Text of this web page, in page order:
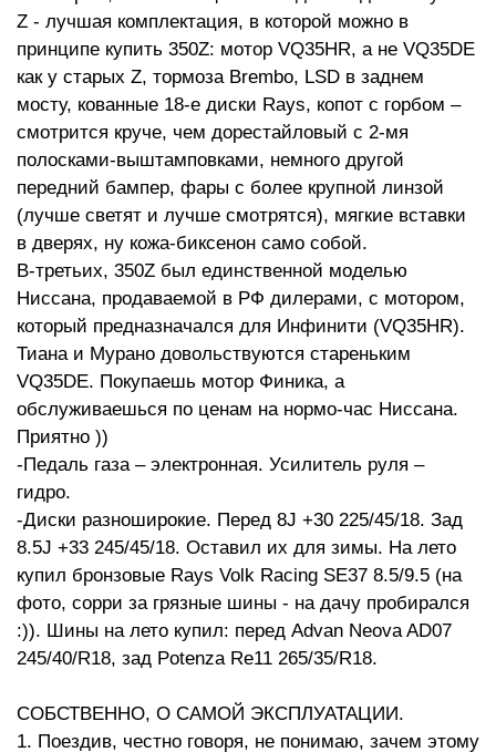
Z - лучшая комплектация, в которой можно в
принципе купить 350Z: мотор VQ35HR, а не VQ35DE
как у старых Z, тормоза Brembo, LSD в заднем
мосту, кованные 18-е диски Rays, копот с горбом –
смотрится круче, чем дорестайловый с 2-мя
полосками-выштамповками, немного другой
передний бампер, фары с более крупной линзой
(лучше светят и лучше смотрятся), мягкие вставки
в дверях, ну кожа-биксенон само собой.
В-третьих, 350Z был единственной моделью
Ниссана, продаваемой в РФ дилерами, с мотором,
который предназначался для Инфинити (VQ35HR).
Тиана и Мурано довольствуются стареньким
VQ35DE. Покупаешь мотор Финика, а
обслуживаешься по ценам на нормо-час Ниссана.
Приятно ))
-Педаль газа – электронная. Усилитель руля –
гидро.
-Диски разноширокие. Перед 8J +30 225/45/18. Зад
8.5J +33 245/45/18. Оставил их для зимы. На лето
купил бронзовые Rays Volk Racing SE37 8.5/9.5 (на
фото, сорри за грязные шины - на дачу пробирался
:)). Шины на лето купил: перед Advan Neova AD07
245/40/R18, зад Potenza Re11 265/35/R18.
СОБСТВЕННО, О САМОЙ ЭКСПЛУАТАЦИИ.
1. Поездив, честно говоря, не понимаю, зачем этому